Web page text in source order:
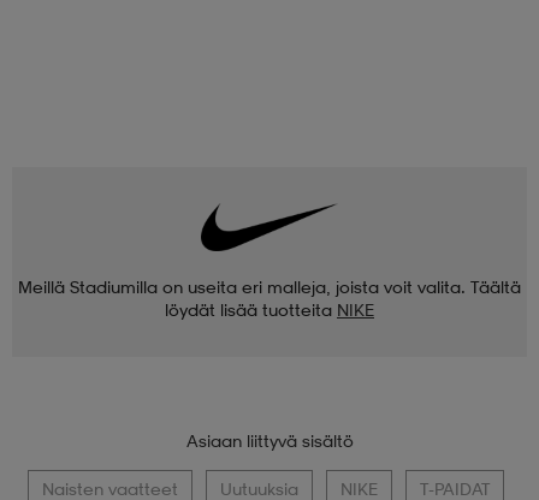
Meillä Stadiumilla on useita eri malleja, joista voit valita. Täältä
löydät lisää tuotteita NIKE
Asiaan liittyvä sisältö
Naisten vaatteet Uutuuksia NIKE T-PAIDAT